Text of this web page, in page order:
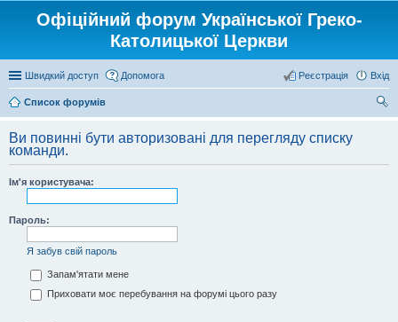
Офіційний форум Української Греко-
Католицької Церкви
Швидкий доступ Допомога Вхід
Реєстрація
Список форумів
Ви повинні бути авторизовані для перегляду списку
команди.
Ім'я користувача:
Пароль:
Я забув свій пароль
Запам'ятати мене
Приховати моє перебування на форумі цього разу